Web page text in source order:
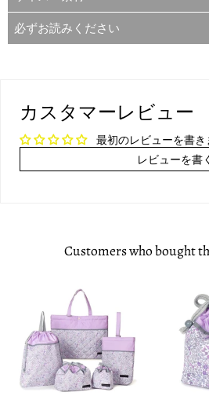
必ずお読みください
カスタマーレビュー
最初のレビューを書き
レビューを書く
Customers who bought